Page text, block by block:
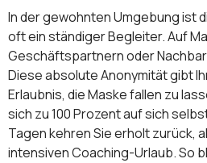
In der gewohnten Umgebung ist
oft ein ständiger Begleiter. Auf
Geschäftspartnern oder
Diese absolute Anonymität gibt
Erlaubnis, die Maske fallen zu
sich zu 100 Prozent auf sich
Tagen kehren Sie erholt zurück,
intensiven Coaching-Urlaub. So